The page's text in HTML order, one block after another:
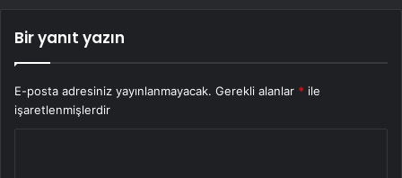
Bir yanıt yazın
E-posta adresiniz yayınlanmayacak. Gerekli alanlar * ile
işaretlenmişlerdir